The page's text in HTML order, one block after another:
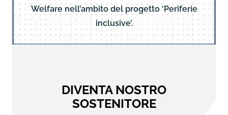
Welfare nell’ambito del progetto ‘Periferie
inclusive’.
DIVENTA NOSTRO
SOSTENITORE